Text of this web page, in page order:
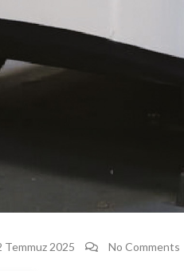
Temmuz 2025 No Comments